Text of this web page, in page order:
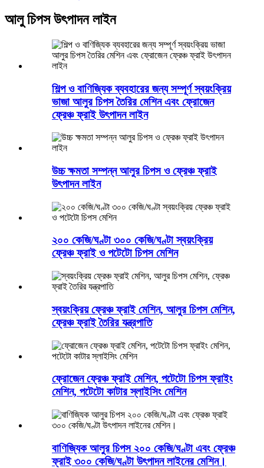
আলু চিপস উৎপাদন লাইন
শিল্প ও বাণিজ্যিক ব্যবহারের জন্য সম্পূর্ণ স্বয়ংক্রিয়
ভাজা আলুর চিপস তৈরির মেশিন এবং ফ্রোজেন
ফ্রেঞ্চ ফ্রাই উৎপাদন লাইন
উচ্চ ক্ষমতা সম্পন্ন আলুর চিপস ও ফ্রেঞ্চ ফ্রাই
উৎপাদন লাইন
২০০ কেজি/ঘণ্টা ৩০০ কেজি/ঘণ্টা স্বয়ংক্রিয়
ফ্রেঞ্চ ফ্রাই ও পটেটো চিপস মেশিন
স্বয়ংক্রিয় ফ্রেঞ্চ ফ্রাই মেশিন, আলুর চিপস মেশিন,
ফ্রেঞ্চ ফ্রাই তৈরির যন্ত্রপাতি
ফ্রোজেন ফ্রেঞ্চ ফ্রাই মেশিন, পটেটো চিপস ফ্রাইং
মেশিন, পটেটো কাটার স্লাইসিং মেশিন
বাণিজ্যিক আলুর চিপস ২০০ কেজি/ঘণ্টা এবং ফ্রেঞ্চ
ফ্রাই ৩০০ কেজি/ঘণ্টা উৎপাদন লাইনের মেশিন।